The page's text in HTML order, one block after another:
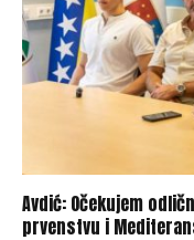
Avdić: Očekujem
prvenstvu i